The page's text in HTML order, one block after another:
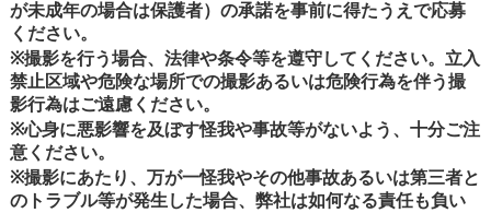
が未成年の場合は保護者）の承諾を事前に得たうえで応募
ください。
※撮影を行う場合、法律や条令等を遵守してください。立入
禁止区域や危険な場所での撮影あるいは危険行為を伴う撮
影行為はご遠慮ください。
※心身に悪影響を及ぼす怪我や事故等がないよう、十分ご注
意ください。
※撮影にあたり、万が一怪我やその他事故あるいは第三者と
のトラブル等が発生した場合、弊社は如何なる責任も負い